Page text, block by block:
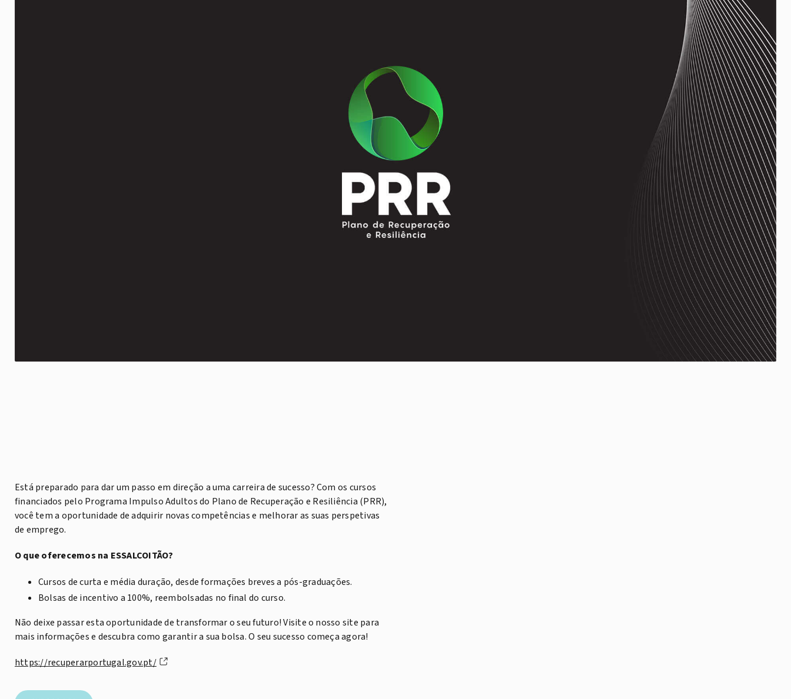
Está preparado para dar um passo em direção a uma carreira de sucesso? Com os cursos
financiados pelo Programa Impulso Adultos do Plano de Recuperação e Resiliência (PRR),
você tem a oportunidade de adquirir novas competências e melhorar as suas perspetivas
de emprego.
O que oferecemos na ESSALCOITÃO?
Cursos de curta e média duração, desde formações breves a pós-graduações.
Bolsas de incentivo a 100%, reembolsadas no final do curso.
Não deixe passar esta oportunidade de transformar o seu futuro! Visite o nosso site para
mais informações e descubra como garantir a sua bolsa. O seu sucesso começa agora!
https://recuperarportugal.gov.pt/